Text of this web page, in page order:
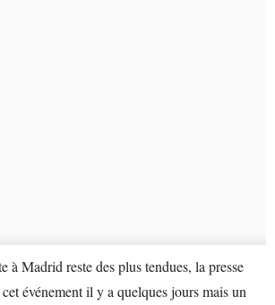
à Madrid reste des plus tendues, la presse
événement il y a quelques jours mais un